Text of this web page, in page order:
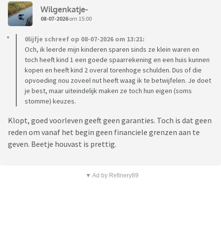
Wilgenkatje-
08-07-2026om 15:00
0lijfje schreef op 08-07-2026 om 13:21:
Och, ik leerde mijn kinderen sparen sinds ze klein waren en
toch heeft kind 1 een goede spaarrekening en een huis kunnen
kopen en heeft kind 2 overal torenhoge schulden. Dus of die
opvoeding nou zoveel nut heeft waag ik te betwijfelen. Je doet
je best, maar uiteindelijk maken ze toch hun eigen (soms
stomme) keuzes.
Klopt, goed voorleven geeft geen garanties. Toch is dat geen
reden om vanaf het begin geen financiele grenzen aan te
geven. Beetje houvast is prettig.
▼ Ad by Refinery89